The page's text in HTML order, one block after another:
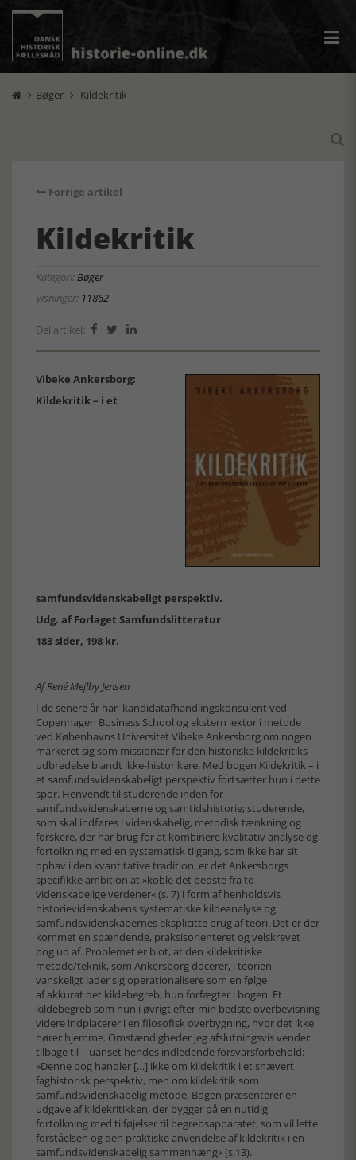
 Bøger  Kildekritik

Forrige artikel
Kildekritik
Kategori:Bøger
Visninger: 11862
Del artikel:   
Vibeke Ankersborg:
Kildekritik – i et
samfundsvidenskabeligt perspektiv.
Udg. afForlaget Samfundslitteratur
183 sider, 198 kr.
Af René Mejlby Jensen
I de senere år har kandidatafhandlingskonsulent ved
Copenhagen Business School og ekstern lektor i metode
ved Københavns Universitet Vibeke Ankersborg om nogen
markeret sig som missionær for den historiske kildekritiks
udbredelse blandt ikke-historikere. Med bogen Kildekritik – i
et samfundsvidenskabeligt perspektiv fortsætter hun i dette
spor. Henvendt til studerende inden for
samfundsvidenskaberne og samtidshistorie; studerende,
som skal indføres i videnskabelig, metodisk tænkning og
forskere, der har brug for at kombinere kvalitativ analyse og
fortolkning med en systematisk tilgang, som ikke har sit
ophav i den kvantitative tradition, er det Ankersborgs
specifikke ambition at »koble det bedste fra to
videnskabelige verdener« (s. 7) i form af henholdsvis
historievidenskabens systematiske kildeanalyse og
samfundsvidenskabernes eksplicitte brug af teori. Det er der
kommet en spændende, praksisorienteret og velskrevet
bog ud af. Problemet er blot, at den kildekritiske
metode/teknik, som Ankersborg docerer, i teorien
vanskeligt lader sig operationalisere som en følge
af akkurat det kildebegreb, hun forfægter i bogen. Et
kildebegreb som hun i øvrigt efter min bedste overbevisning
videre indplacerer i en filosofisk overbygning, hvor det ikke
hører hjemme. Omstændigheder jeg afslutningsvis vender
tilbage til – uanset hendes indledende forsvarsforbehold:
»Denne bog handler […] ikke om kildekritik i et snævert
faghistorisk perspektiv, men om kildekritik som
samfundsvidenskabelig metode. Bogen præsenterer en
udgave af kildekritikken, der bygger på en nutidig
fortolkning med tilføjelser til begrebsapparatet, som vil lette
forståelsen og den praktiske anvendelse af kildekritik i en
samfundsvidenskabelig sammenhæng« (s.13).